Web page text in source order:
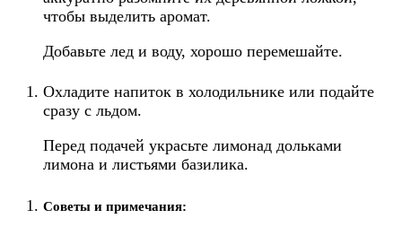
чтобы выделить аромат.
Добавьте лед и воду, хорошо перемешайте.
Охладите напиток в холодильнике или подайте
сразу с льдом.
Перед подачей украсьте лимонад дольками
лимона и листьями базилика.
Советы и примечания: